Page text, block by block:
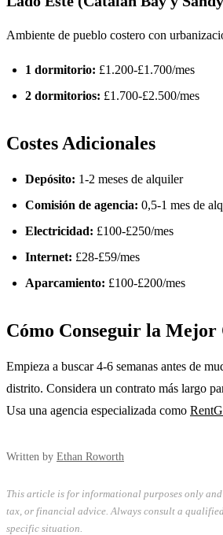
Ambiente de pueblo costero con
1 dormitorio: £1.200-£1.700/mes
2 dormitorios: £1.700-£2.500/mes
Costes Adicionales
Depósito: 1-2 meses de alquiler
Comisión de agencia: 0,5-1 mes de
Electricidad: £100-£250/mes
Internet: £28-£59/mes
Aparcamiento: £100-£200/mes
Cómo Conseguir la Mejor
Empieza a buscar 4-6 semanas antes de
distrito. Considera un contrato más largo
Usa una agencia especializada como
Written by Ethan Roworth
This article is for informational purposes only
tax, or financial advice. Always consult a
specific situation.